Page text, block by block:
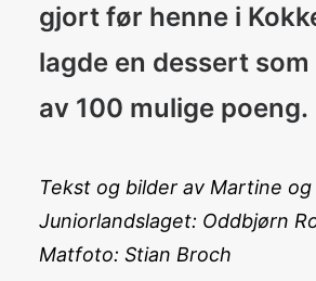
gjort før henne i
lagde en dessert
av 100 mulige poeng.
Tekst og bilder av Martine og
Juniorlandslaget: Oddbjørn
Matfoto: Stian Broch